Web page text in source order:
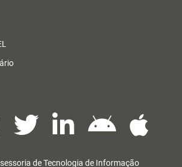
de Tecnologia de Informação